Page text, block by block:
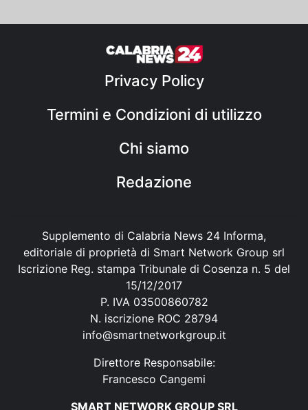
Privacy Policy
Termini e Condizioni di utilizzo
Chi siamo
Redazione
Supplemento di Calabria News 24 Informa,
editoriale di proprietà di Smart Network Group srl
Iscrizione Reg. stampa Tribunale di Cosenza n. 5 del
15/12/2017
P. IVA 03500860782
N. iscrizione ROC 28794
info@smartnetworkgroup.it
Direttore Responsabile:
Francesco Cangemi
SMART NETWORK GROUP SRL